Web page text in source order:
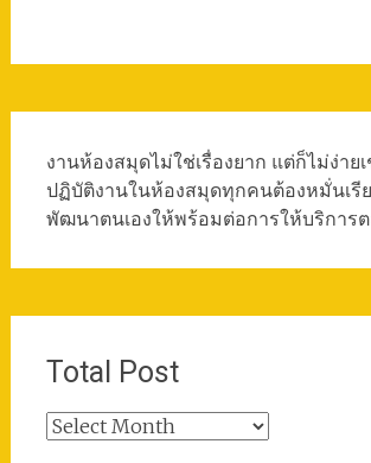
งานห้องสมุดไม่ใช่เรื่องยาก แต่ก็ไม่ง่าย
ปฏิบัติงานในห้องสมุดทุกคนต้องหมั่นเรี
พัฒนาตนเองให้พร้อมต่อการให้บริการต
Total Post
Total